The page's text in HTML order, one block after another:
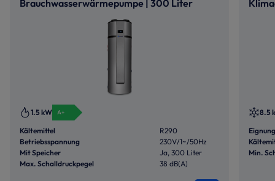
Brauchwasserwärmepumpe | 300 Liter
1.5 kW A+
Kältemittel
R290
Betriebsspannung
230V/1~/50Hz
Mit Speicher
Ja, 300 Liter
Max. Schalldruckpegel
38 dB(A)
8.5
Min.